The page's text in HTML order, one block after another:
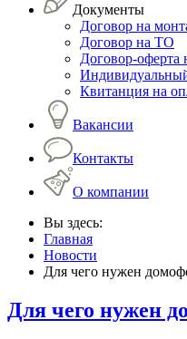
Документы
Договор на
Договор на ТО
Договор-оферта
Квитанция на
Вакансии
Контакты
О компании
Вы здесь:
Главная
Новости
Для чего нужен
Для чего нужен